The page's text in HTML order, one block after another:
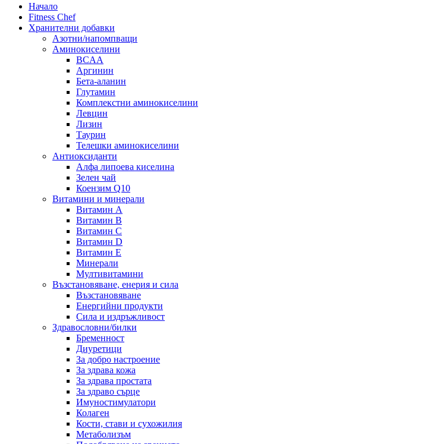
Начало
Fitness Chef
Хранителни добавки
Азотни/напомпващи
Аминокиселини
BCAA
Аргинин
Бета-аланин
Глутамин
Комплекстни аминокиселини
Левцин
Лизин
Таурин
Телешки аминокиселини
Антиоксиданти
Алфа липоева киселина
Зелен чай
Коензим Q10
Витамини и минерали
Витамин А
Витамин B
Витамин C
Витамин D
Витамин E
Минерали
Мултивитамини
Възстановяване, енерия и сила
Възстановяване
Енергийни продукти
Сила и издръжливост
Здравословни/билки
Бременност
Диуретици
За добро настроение
За здрава кожа
За здрава простата
За здраво сърце
Имуностимулатори
Колаген
Кости, стави и сухожилия
Метаболизъм